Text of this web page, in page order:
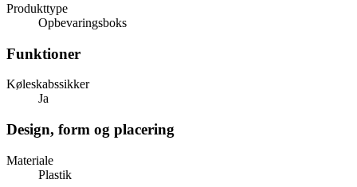
Produkttype
Opbevaringsboks
Funktioner
Køleskabssikker
Ja
Design, form og placering
Materiale
Plastik